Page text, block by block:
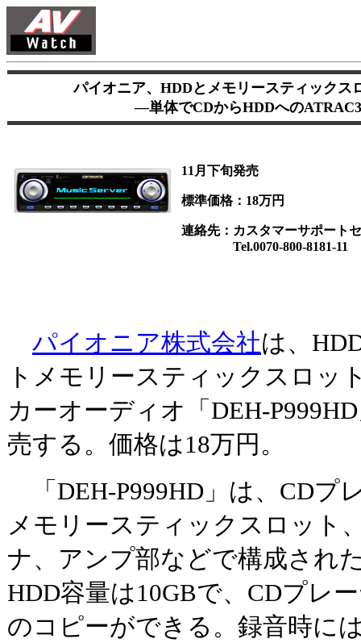
パイオニア、HDDとメモリースティックス
―単体でCDからHDDへの
11月下旬発売
標準価格：18万円
連絡先：カスタマーサポート
Tel.0070-800-8181-11
パイオニア株式会社は、
トメモリースティックスロッ
カーオーディオ「DEH-
売する。価格は18万円。
「DEH-P999HD」は、CDプ
メモリースティックスロット
ナ、アンプ部などで構成され
HDD容量は10GBで、CDプレ
のコピーができる。録音時に